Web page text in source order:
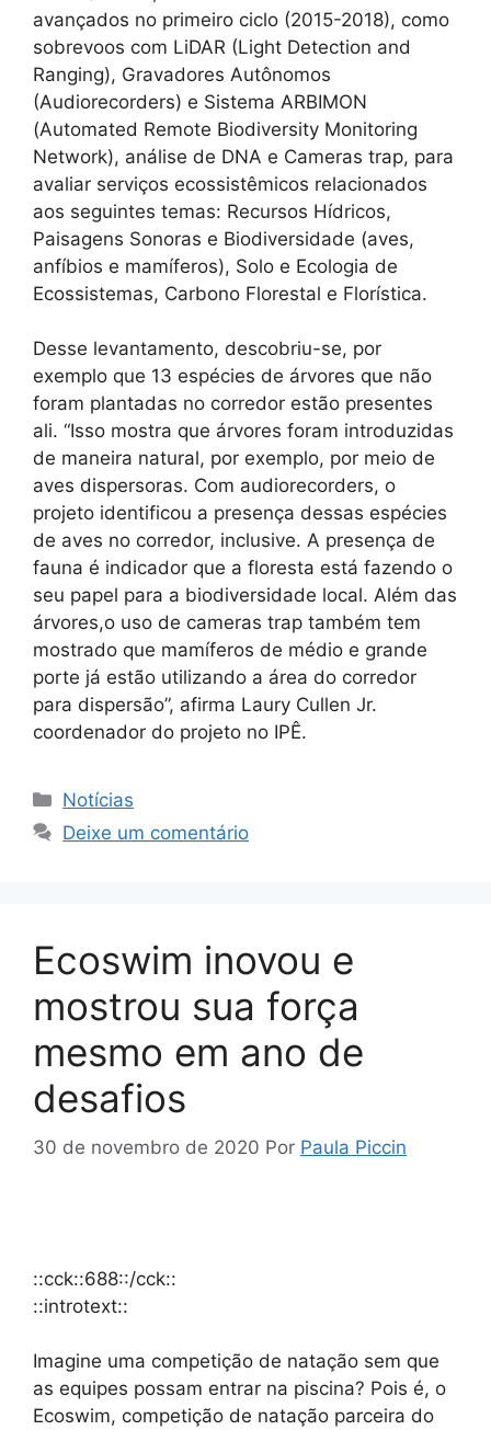
avançados no primeiro ciclo (2015-2018), como
sobrevoos com LiDAR (Light Detection and
Ranging), Gravadores Autônomos
(Audiorecorders) e Sistema ARBIMON
(Automated Remote Biodiversity Monitoring
Network), análise de DNA e Cameras trap, para
avaliar serviços ecossistêmicos relacionados
aos seguintes temas: Recursos Hídricos,
Paisagens Sonoras e Biodiversidade (aves,
anfíbios e mamíferos), Solo e Ecologia de
Ecossistemas, Carbono Florestal e Florística.
Desse levantamento, descobriu-se, por
exemplo que 13 espécies de árvores que não
foram plantadas no corredor estão presentes
ali. “Isso mostra que árvores foram introduzidas
de maneira natural, por exemplo, por meio de
aves dispersoras. Com audiorecorders, o
projeto identificou a presença dessas espécies
de aves no corredor, inclusive. A presença de
fauna é indicador que a floresta está fazendo o
seu papel para a biodiversidade local. Além das
árvores,o uso de cameras trap também tem
mostrado que mamíferos de médio e grande
porte já estão utilizando a área do corredor
para dispersão”, afirma Laury Cullen Jr.
coordenador do projeto no IPÊ.
Notícias
Deixe um comentário
Ecoswim inovou e
mostrou sua força
mesmo em ano de
desafios
30 de novembro de 2020 Por Paula Piccin
::cck::688::/cck::
::introtext::
Imagine uma competição de natação sem que
as equipes possam entrar na piscina? Pois é, o
Ecoswim, competição de natação parceira do